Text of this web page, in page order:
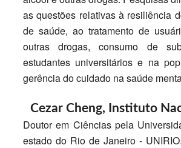
as questões relativas à resiliência
de saúde, ao tratamento de
outras drogas, consumo de
estudantes universitários e na
gerência do cuidado na saúde
Cezar Cheng, Instituto
Doutor em Ciências pela
estado do Rio de Janeiro -